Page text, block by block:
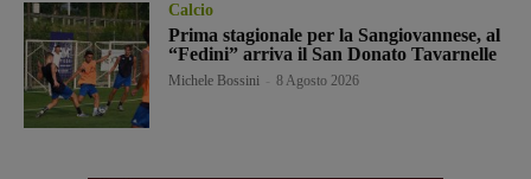
Calcio
Prima stagionale per la Sangiovannese, al
“Fedini” arriva il San Donato Tavarnelle
Michele Bossini 8 Agosto 2026